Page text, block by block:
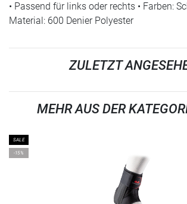
• Passend für links oder rechts • Farben:
Material: 600 Denier Polyester
ZULETZT
MEHR AUS DER
SALE
-15%